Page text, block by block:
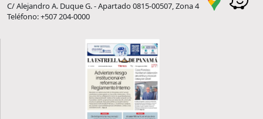
C/ Alejandro A. Duque G. - Apartado 0815-00507, Zona 4
Teléfono: +507 204-0000